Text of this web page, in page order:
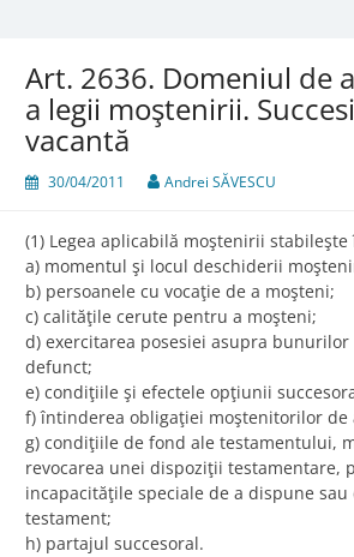
Art. 2636. Domeniul de
a legii moştenirii.
vacantă
30/04/2011 Andrei SĂVESCU
(1) Legea aplicabilă moştenirii stabileşte
a) momentul şi locul deschiderii
b) persoanele cu vocaţie de a moşteni;
c) calităţile cerute pentru a moşteni;
d) exercitarea posesiei asupra bunurilor
defunct;
e) condiţiile şi efectele opţiunii
f) întinderea obligaţiei moştenitorilor de
g) condiţiile de fond ale testamentului,
revocarea unei dispoziţii testamentare,
incapacităţile speciale de a dispune
testament;
h) partajul succesoral.